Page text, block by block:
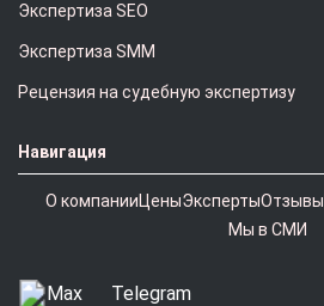
Экспертиза SEO
Экспертиза SMM
Рецензия на судебную экспертизу
Навигация
О компанииЦеныЭкспертыОтзывы
Мы в СМИ
Max Telegram